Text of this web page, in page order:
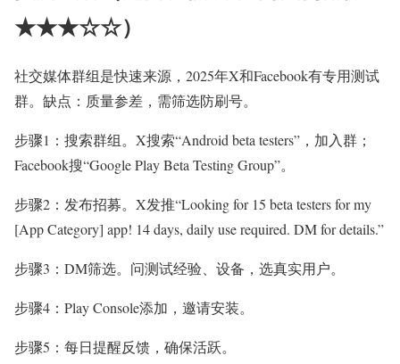
★★★☆☆）
社交媒体群组是快速来源，2025年X和Facebook有专用测试
群。缺点：质量参差，需筛选防刷号。
步骤1：搜索群组。X搜索“Android beta testers”，加入群；
Facebook搜“Google Play Beta Testing Group”。
步骤2：发布招募。X发推“Looking for 15 beta testers for my
[App Category] app! 14 days, daily use required. DM for details.”
步骤3：DM筛选。问测试经验、设备，选真实用户。
步骤4：Play Console添加，邀请安装。
步骤5：每日提醒反馈，确保活跃。